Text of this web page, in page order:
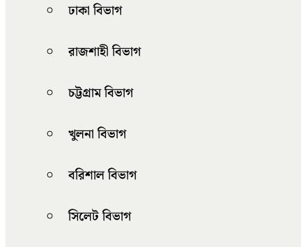
ঢাকা বিভাগ
রাজশাহী বিভাগ
চট্টগ্রাম বিভাগ
খুলনা বিভাগ
বরিশাল বিভাগ
সিলেট বিভাগ